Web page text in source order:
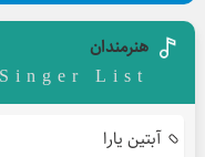
هنرمندان
Singer List
آبتین یارا